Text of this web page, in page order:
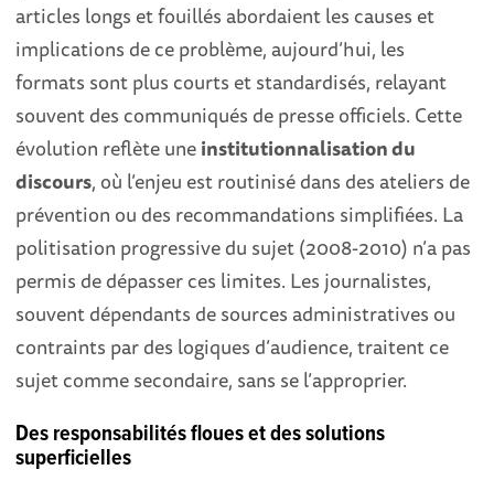
articles longs et fouillés abordaient les causes et
implications de ce problème, aujourd’hui, les
formats sont plus courts et standardisés, relayant
souvent des communiqués de presse officiels. Cette
évolution reflète uneinstitutionnalisation du
discours, où l’enjeu est routinisé dans des ateliers de
prévention ou des recommandations simplifiées. La
politisation progressive du sujet (2008-2010) n’a pas
permis de dépasser ces limites. Les journalistes,
souvent dépendants de sources administratives ou
contraints par des logiques d’audience, traitent ce
sujet comme secondaire, sans se l’approprier.
Des responsabilités floues et des solutions
superficielles